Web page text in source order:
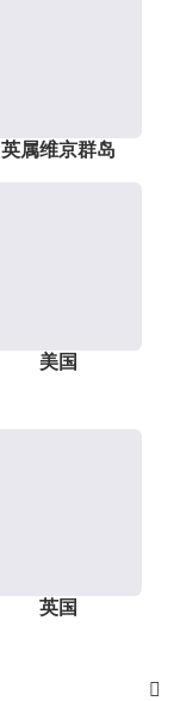
英属维京群岛
美国
英国
